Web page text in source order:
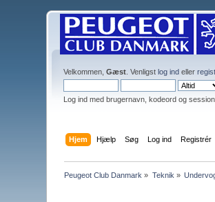
Velkommen,Gæst . Venligstlog ind eller
Log ind med brugernavn, kodeord og
Hjem Hjælp Søg Log ind Registrér
Peugeot Club Danmark » Teknik »